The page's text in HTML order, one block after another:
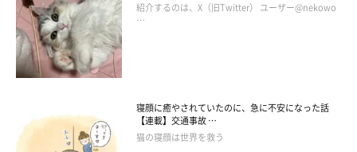
紹介するのは、X（旧Twitter） ユーザー@nekowo
…
寝顔に癒やされていたのに、急に不安になった話
【連載】交通事故 …
猫の寝顔は世界を救う